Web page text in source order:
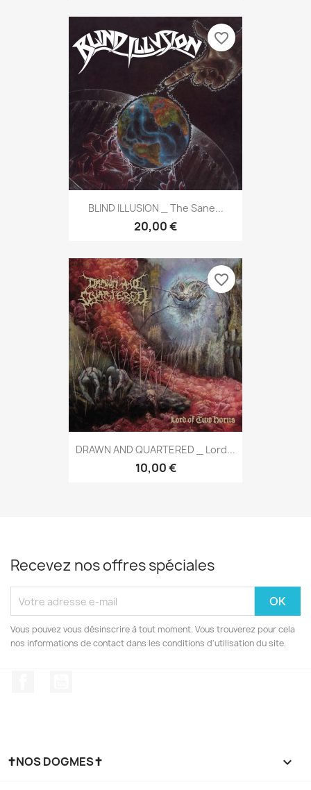
BLIND ILLUSION _ The Sane...
20,00 €
favorite_border
DRAWN AND QUARTERED _ Lord...
10,00 €
favorite_border
Recevez nos offres spéciales
Vous pouvez vous désinscrire à tout moment. Vous trouverez pour cela
nos informations de contact dans les conditions d'utilisation du site.
✝NOS DOGMES✝ 